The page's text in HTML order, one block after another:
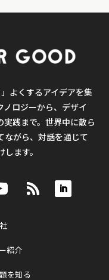
よくするアイデアを集
ノロジーから、デザイ
実践まで。世界中に散ら
ながら、対話を通じて
ます。
紹介
を知る